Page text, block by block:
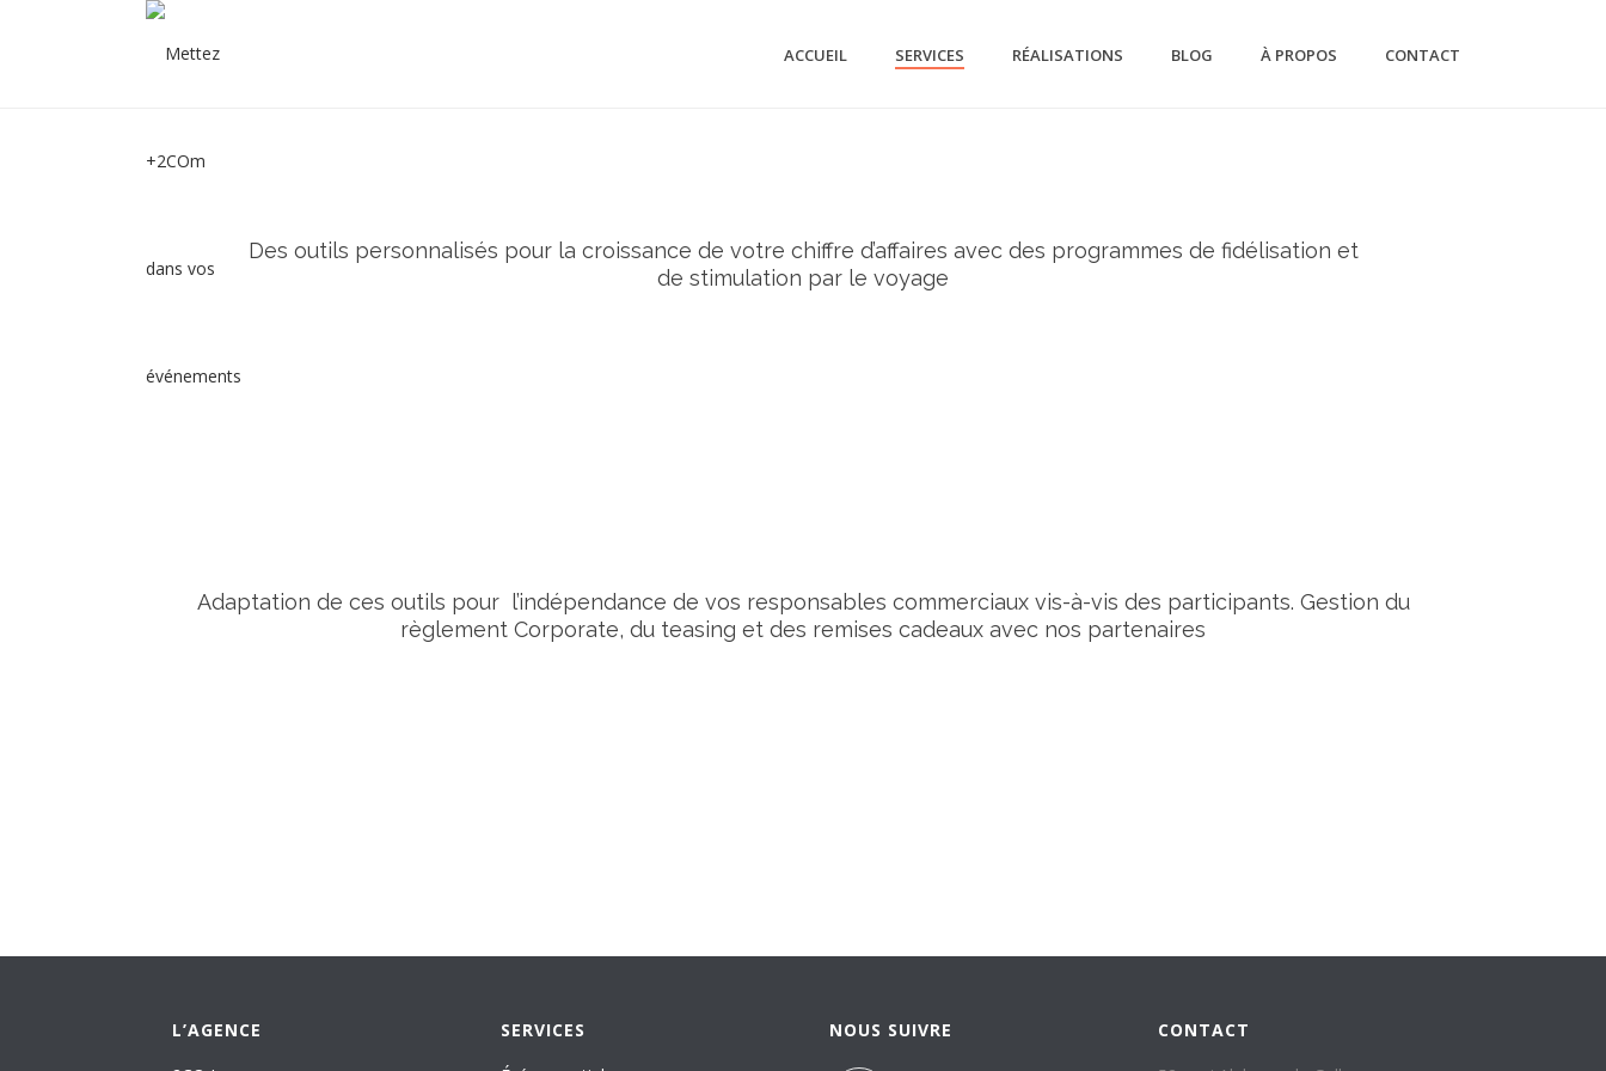
ACCUEIL SERVICES RÉALISATIONS BLOG À PROPOS CONTACT
Des outils personnalisés pour la croissance de votre chiffre d’affaires avec des programmes de fidélisation et
de stimulation par le voyage
Adaptation de ces outils pour l’indépendance de vos responsables commerciaux vis-à-vis des participants. Gestion du
règlement Corporate, du teasing et des remises cadeaux avec nos partenaires
L’AGENCE
SERVICES
NOUS SUIVRE
CONTACT